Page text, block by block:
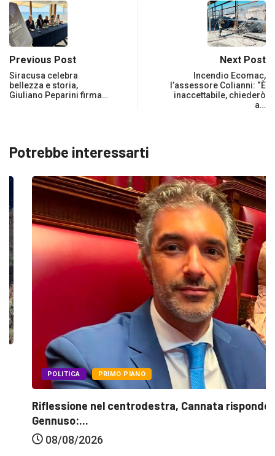
Previous Post
Siracusa celebra
bellezza e storia,
Giuliano Peparini firma…
Next Post
Incendio Ecomac,
l’assessore Colianni: “È
inaccettabile, chiederò
a…
Potrebbe interessarti
POLITICA PRIMO PIANO
Riflessione nel centrodestra, Cannata risponde a
Gennuso:...
08/08/2026